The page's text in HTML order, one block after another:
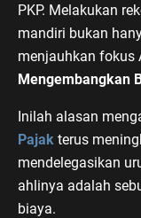
PKP. Melakukan
mandiri bukan
menjauhkan fokus
Mengembangkan
Inilah alasan
Pajak terus
mendelegasikan
ahlinya adalah
biaya.